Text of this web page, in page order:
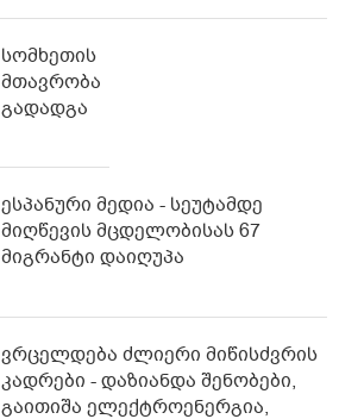
სომხეთის
მთავრობა
გადადგა
ესპანური მედია - სეუტამდე
მიღწევის მცდელობისას 67
მიგრანტი დაიღუპა
ვრცელდება ძლიერი მიწისძვრის
კადრები - დაზიანდა შენობები,
გაითიშა ელექტროენერგია,